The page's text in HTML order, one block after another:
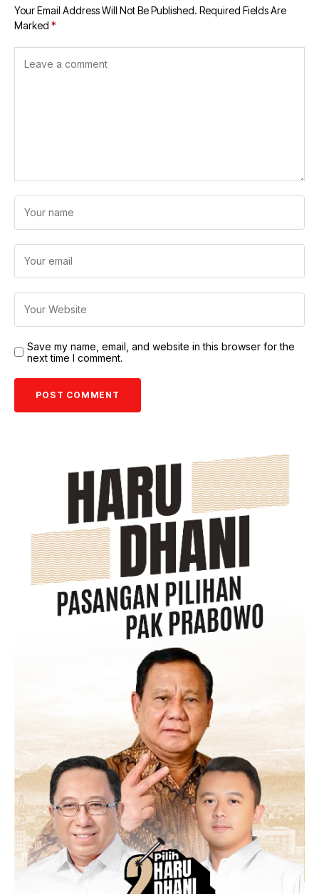
Your Email Address Will Not Be Published. Required Fields Are
Marked *
Save my name, email, and website in this browser for the
next time I comment.